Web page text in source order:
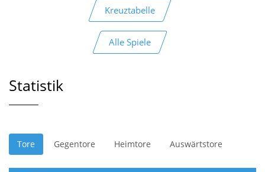
Kreuztabelle
Alle Spiele
Statistik
Tore Gegentore Heimtore Auswärtstore